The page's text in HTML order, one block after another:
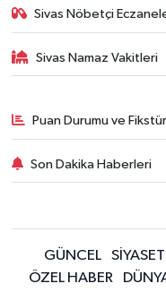
Sivas Nöbetçi
Sivas Namaz Vakitleri
Puan Durumu ve Fikstür
Son Dakika Haberleri
GÜNCEL SİYASET
ÖZEL HABER